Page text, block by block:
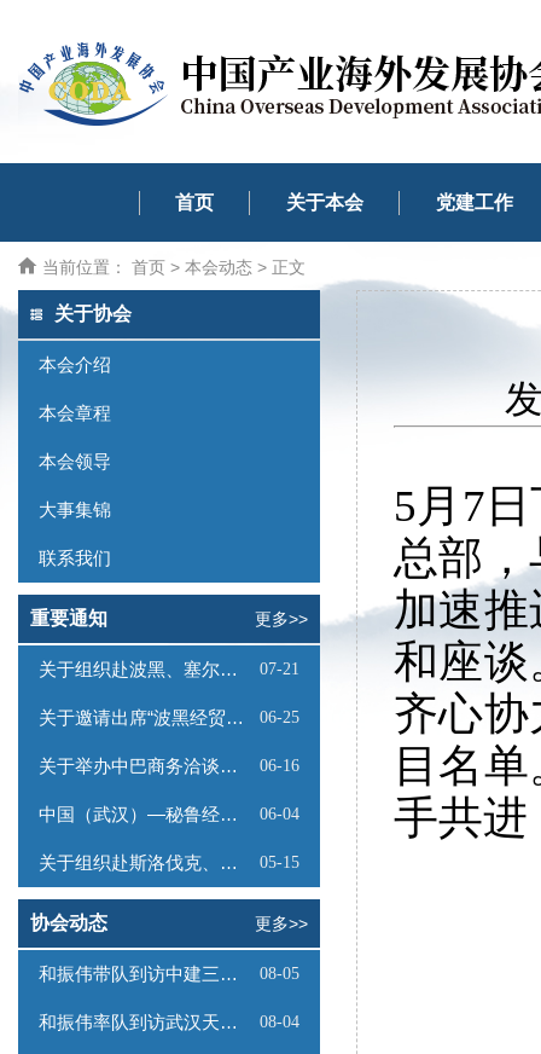
首页 关于本会 党建工作
当前位置： 首页 > 本会动态 > 正文
关于协会
本会介绍
本会章程
本会领导
大事集锦
联系我们
重要通知 更多>>
关于组织赴波黑、塞尔维亚商务考察的函 07-21
关于邀请出席“波黑经贸投资推介会”的函 06-25
关于举办中巴商务洽谈会的通知 06-16
中国（武汉）—秘鲁经贸合作推介会邀请函 06-04
关于组织赴斯洛伐克、奥地利商务考察的函 05-15
协会动态 更多>>
和振伟带队到访中建三局数字工程有限公司 08-05
和振伟率队到访武汉天源集团 08-04
5月7
总部
加速推
和座谈
齐心
目名
手共进